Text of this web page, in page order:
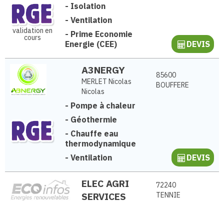
validation en
cours
- Isolation
- Ventilation
- Prime Economie
Energie (CEE)
DEVIS
A3NERGY
MERLET Nicolas
Nicolas
85600
BOUFFERE
- Pompe à chaleur
- Géothermie
- Chauffe eau
thermodynamique
- Ventilation DEVIS
ELEC AGRI
SERVICES
72240
TENNIE